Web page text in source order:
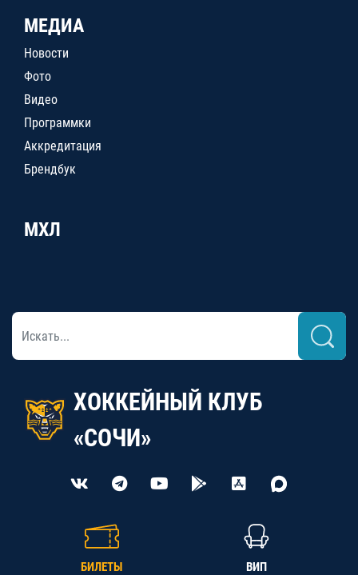
МЕДИА
Новости
Фото
Видео
Программки
Аккредитация
Брендбук
МХЛ
ХОККЕЙНЫЙ КЛУБ
«СОЧИ»
БИЛЕТЫ ВИП